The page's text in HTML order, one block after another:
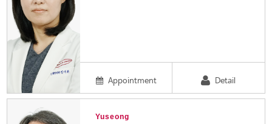
Appointment Detail
Yuseong